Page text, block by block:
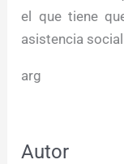
el que tiene
asistencia
arg
Autor